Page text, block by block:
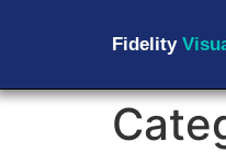
Fidelity